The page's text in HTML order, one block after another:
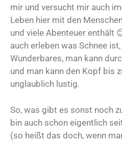
mir und versucht mir auch
Leben hier mit den
und viele Abenteuer enthält
auch erleben was Schnee
Wunderbares, man kann
und man kann den Kopf bis
unglaublich lustig.
So, was gibt es sonst noch
bin auch schon eigentlich
(so heißt das doch, wenn